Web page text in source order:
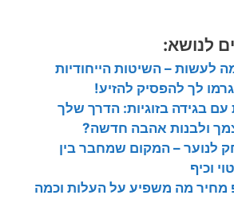
לנושא:
לעשות – השיטות הייחודיות
לך להפסיק להזיע!
בגידה בזוגיות: הדרך שלך
ולבנות אהבה חדשה?
לנוער – המקום שמחבר בין
וכיף
מחיר מה משפיע על העלות וכמה